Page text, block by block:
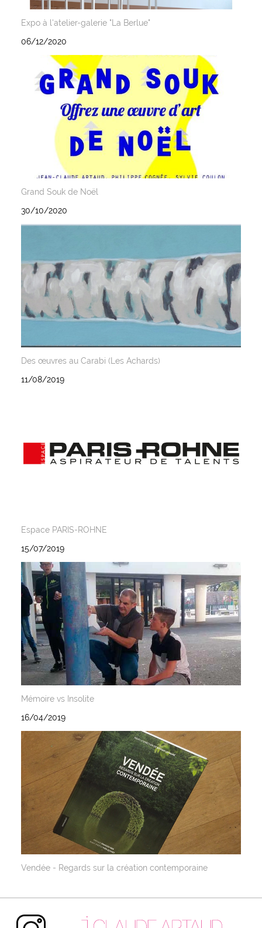
Expo à l'atelier-galerie "La Berlue"
06/12/2020
Grand Souk de Noël
30/10/2020
Des œuvres au Carabi (Les Achards)
11/08/2019
Espace PARIS-ROHNE
15/07/2019
Mémoire vs Insolite
16/04/2019
Vendée - Regards sur la création contemporaine
Instagram